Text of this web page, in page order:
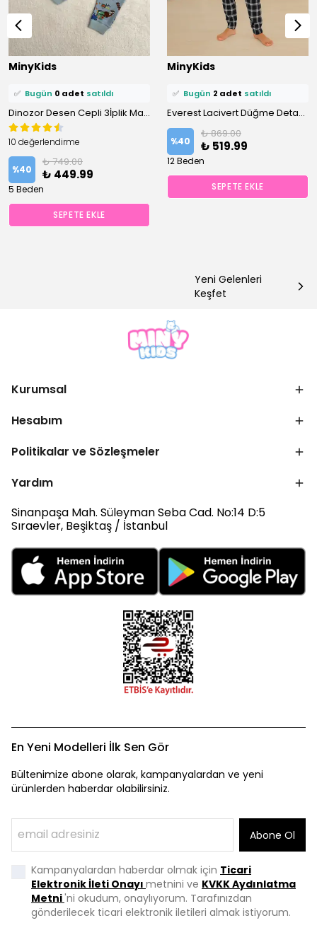
MinyKids
⭐️ Bu ürünü8 kişifavoriledi!
1 kişi
✅ Bugün 0 adet satıldı
Dinozor Desen Cepli 3İplik Mavi Erkek Çocuk Pijama Takım
10 değerlendirme
%40
₺ 749.00
₺ 449.99
5 Beden
SEPETE EKLE
MinyKids
⭐️ Bu ürünü16 kişifavoriledi!
9 kişi
✅ Bugün 2 adet satıldı
Everest Lacivert Düğme Detaylı %100 Pamuk Erkek Çocuk Pijama Takım
%40
₺ 869.00
₺ 519.99
12 Beden
SEPETE EKLE
Yeni Gelenleri
Keşfet
Kurumsal
Hesabım
Politikalar ve Sözleşmeler
Yardım
Sinanpaşa Mah. Süleyman Seba Cad. No:14 D:5
Sıraevler, Beşiktaş / İstanbul
En Yeni Modelleri İlk Sen Gör
Bültenimize abone olarak, kampanyalardan ve yeni
ürünlerden haberdar olabilirsiniz.
Abone Ol
Kampanyalardan haberdar olmak için Ticari
Elektronik İleti Onayı metnini ve KVKK Aydınlatma
Metni'ni okudum, onaylıyorum. Tarafınızdan
gönderilecek ticari elektronik iletileri almak istiyorum.